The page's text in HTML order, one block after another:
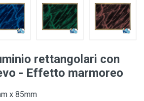
rettangolari con
- Effetto marmoreo
x 85mm